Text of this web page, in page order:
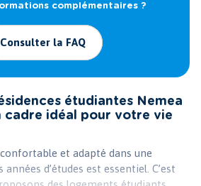
complémentaires ?
Consulter la FAQ
étudiantes Nemea
cadre idéal pour votre vie
et adapté dans une
d’études est essentiel. C’est